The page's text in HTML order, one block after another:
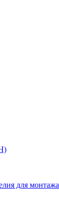
для монтажа